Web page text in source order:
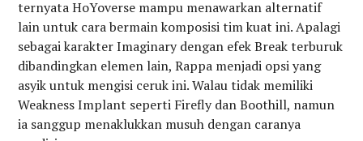
ternyata HoYoverse mampu menawarkan alternatif
lain untuk cara bermain komposisi tim kuat ini. Apalagi
sebagai karakter Imaginary dengan efek Break terburuk
dibandingkan elemen lain, Rappa menjadi opsi yang
asyik untuk mengisi ceruk ini. Walau tidak memiliki
Weakness Implant seperti Firefly dan Boothill, namun
ia sanggup menaklukkan musuh dengan caranya